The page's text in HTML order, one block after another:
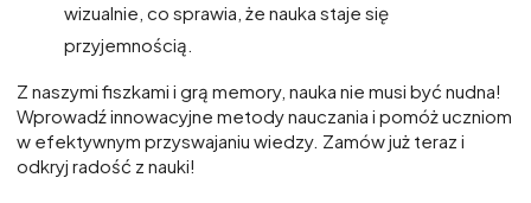
wizualnie, co sprawia, że nauka staje się
przyjemnością.
Z naszymi fiszkami i grą memory, nauka nie musi być nudna!
Wprowadź innowacyjne metody nauczania i pomóż uczniom
w efektywnym przyswajaniu wiedzy. Zamów już teraz i
odkryj radość z nauki!